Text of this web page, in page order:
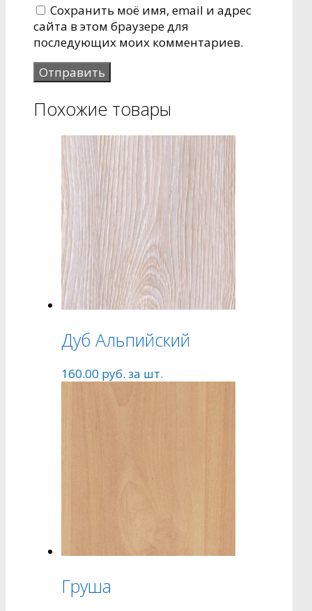
Сохранить моё имя, email и адрес
сайта в этом браузере для
последующих моих комментариев.
Похожие товары
Дуб Альпийский
160.00 руб. за шт.
Груша